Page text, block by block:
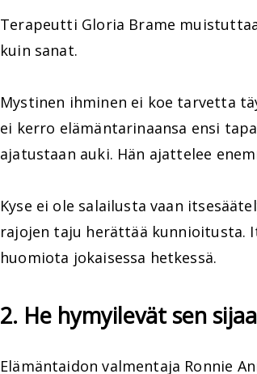
Terapeutti Gloria Brame
kuin sanat.
Mystinen ihminen ei koe tarvetta
ei kerro elämäntarinaansa ensi
ajatustaan auki. Hän ajattelee
Kyse ei ole salailusta vaan
rajojen taju herättää kunnioitusta.
huomiota jokaisessa hetkessä.
2. He hymyilevät sen
Elämäntaidon valmentaja Ronnie